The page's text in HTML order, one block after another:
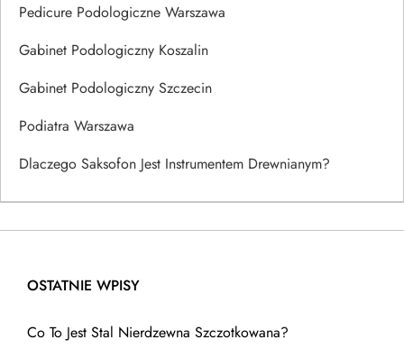
Pedicure Podologiczne Warszawa
Gabinet Podologiczny Koszalin
Gabinet Podologiczny Szczecin
Podiatra Warszawa
Dlaczego Saksofon Jest Instrumentem Drewnianym?
OSTATNIE WPISY
Co To Jest Stal Nierdzewna Szczotkowana?